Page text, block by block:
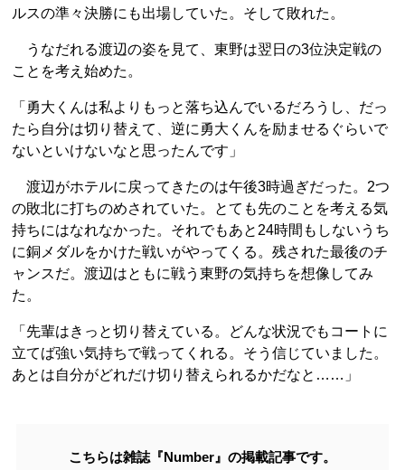
ルスの準々決勝にも出場していた。そして敗れた。
うなだれる渡辺の姿を見て、東野は翌日の3位決定戦の
ことを考え始めた。
「勇大くんは私よりもっと落ち込んでいるだろうし、だっ
たら自分は切り替えて、逆に勇大くんを励ませるぐらいで
ないといけないなと思ったんです」
渡辺がホテルに戻ってきたのは午後3時過ぎだった。2つ
の敗北に打ちのめされていた。とても先のことを考える気
持ちにはなれなかった。それでもあと24時間もしないうち
に銅メダルをかけた戦いがやってくる。残された最後のチ
ャンスだ。渡辺はともに戦う東野の気持ちを想像してみ
た。
「先輩はきっと切り替えている。どんな状況でもコートに
立てば強い気持ちで戦ってくれる。そう信じていました。
あとは自分がどれだけ切り替えられるかだなと……」
こちらは雑誌『Number』の掲載記事です。